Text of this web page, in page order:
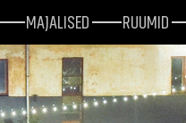
MAJALISED RUUMID